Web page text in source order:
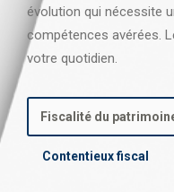
évolution qui nécessite
compétences avérées.
votre quotidien.
Fiscalité du
Contentieux fiscal